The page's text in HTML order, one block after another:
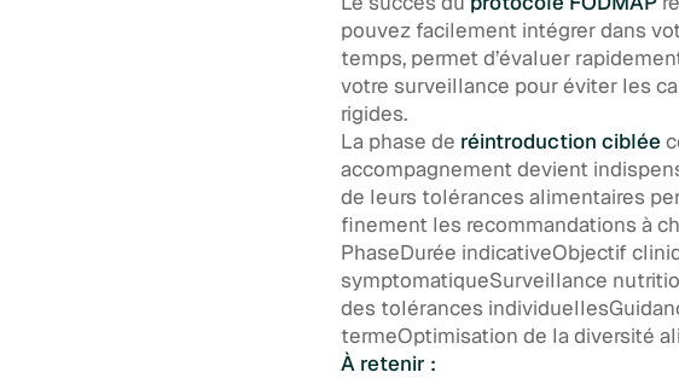
pouvez facilement intégrer dans
temps, permet d’évaluer
votre surveillance pour éviter les
rigides.
La phase de réintroduction ciblée
accompagnement devient
de leurs tolérances alimentaires
finement les recommandations à
PhaseDurée indicativeObjectif
symptomatiqueSurveillance
des tolérances
termeOptimisation de la diversité
À retenir :